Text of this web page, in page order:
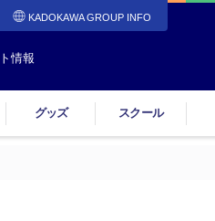
KADOKAWA GROUP INFO
情報
グッズ スクール